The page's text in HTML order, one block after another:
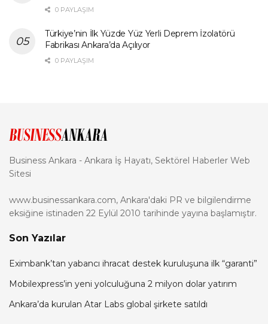
0 PAYLAŞIM
Türkiye’nin İlk Yüzde Yüz Yerli Deprem İzolatörü
Fabrikası Ankara’da Açılıyor
0 PAYLAŞIM
Business Ankara - Ankara İş Hayatı, Sektörel Haberler Web
Sitesi
www.businessankara.com, Ankara'daki PR ve bilgilendirme
eksiğine istinaden 22 Eylül 2010 tarihinde yayına başlamıştır.
Son Yazılar
Eximbank’tan yabancı ihracat destek kuruluşuna ilk “garanti”
Mobilexpress’in yeni yolculuğuna 2 milyon dolar yatırım
Ankara’da kurulan Atar Labs global şirkete satıldı